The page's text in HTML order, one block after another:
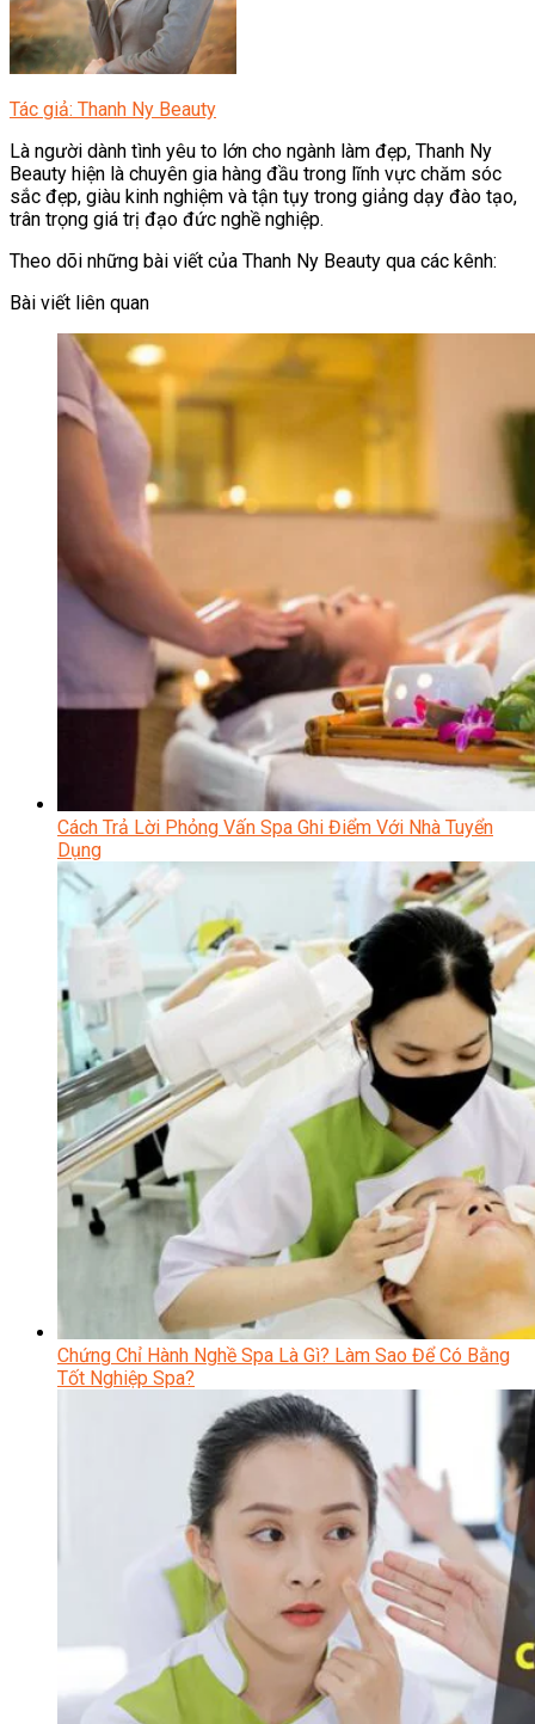
Tác giả: Thanh Ny Beauty
Là người dành tình yêu to lớn cho ngành làm đẹp, Thanh Ny
Beauty hiện là chuyên gia hàng đầu trong lĩnh vực chăm sóc
sắc đẹp, giàu kinh nghiệm và tận tụy trong giảng dạy đào tạo,
trân trọng giá trị đạo đức nghề nghiệp.
Theo dõi những bài viết của Thanh Ny Beauty qua các kênh:
Bài viết liên quan
Cách Trả Lời Phỏng Vấn Spa Ghi Điểm Với Nhà Tuyển
Dụng
Chứng Chỉ Hành Nghề Spa Là Gì? Làm Sao Để Có Bằng
Tốt Nghiệp Spa?